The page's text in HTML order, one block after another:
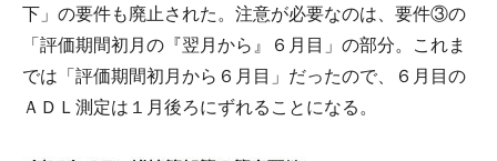
下」の要件も廃止された。注意が必要なのは、要件③の
「評価期間初月の『翌月から』６月目」の部分。これま
では「評価期間初月から６月目」だったので、６月目の
ＡＤＬ測定は１月後ろにずれることになる。